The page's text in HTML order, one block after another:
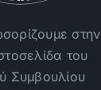
στην
του
Συμβουλίου